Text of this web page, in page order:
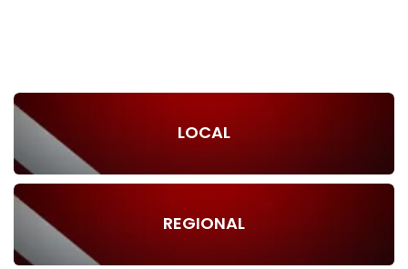
LOCAL
REGIONAL